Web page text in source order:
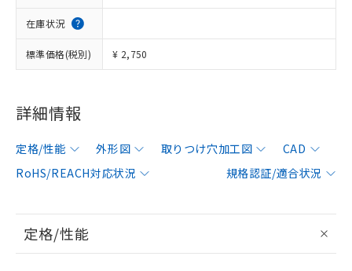
在庫状況
標準価格(税別) ¥ 2,750
詳細情報
定格/性能 外形図 取りつけ穴加工図
CAD
RoHS/REACH対応状況
規格認証/適合状況
定格/性能